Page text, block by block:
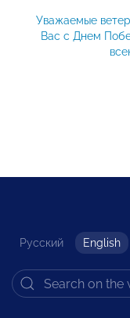
Уважаемые
Вас с Днем
Русский English